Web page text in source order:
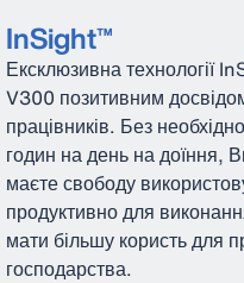
InSight™
Ексклюзивна технології
V300 позитивним
працівників. Без
годин на день на доїння,
маєте свободу
продуктивно для
мати більшу користь для
господарства.